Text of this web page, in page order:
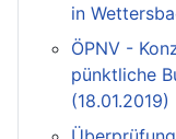
in
ÖPNV -
pünktliche
(18.01.2019)